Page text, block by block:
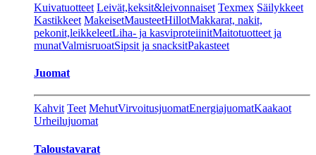
Kuivatuotteet Leivät,keksit&leivonnaiset Texmex Säilykkeet
Kastikkeet MakeisetMausteetHillotMakkarat, nakit,
pekonit,leikkeleetLiha- ja kasviproteiinitMaitotuotteet ja
munatValmisruoatSipsit ja snacksitPakasteet
Juomat
Kahvit Teet MehutVirvoitusjuomatEnergiajuomatKaakaot
Urheilujuomat
Taloustavarat